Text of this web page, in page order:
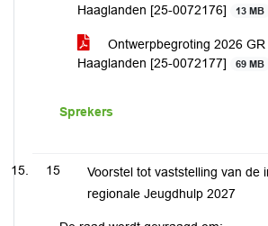
Haaglanden [25-0072176]
13 MB
Ontwerpbegroting 2026
Haaglanden [25-0072177]
69 MB
Sprekers
15
Voorstel tot vaststelling van de
regionale Jeugdhulp 2027